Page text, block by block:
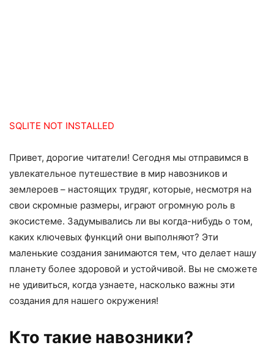
SQLITE NOT INSTALLED
Привет, дорогие читатели! Сегодня мы отправимся в
увлекательное путешествие в мир навозников и
землероев – настоящих трудяг, которые, несмотря на
свои скромные размеры, играют огромную роль в
экосистеме. Задумывались ли вы когда-нибудь о том,
каких ключевых функций они выполняют? Эти
маленькие создания занимаются тем, что делает нашу
планету более здоровой и устойчивой. Вы не сможете
не удивиться, когда узнаете, насколько важны эти
создания для нашего окружения!
Кто такие навозники?